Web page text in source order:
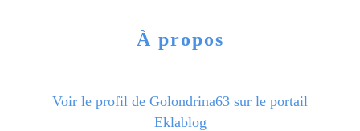
À propos
Voir le profil de Golondrina63 sur le portail
Eklablog